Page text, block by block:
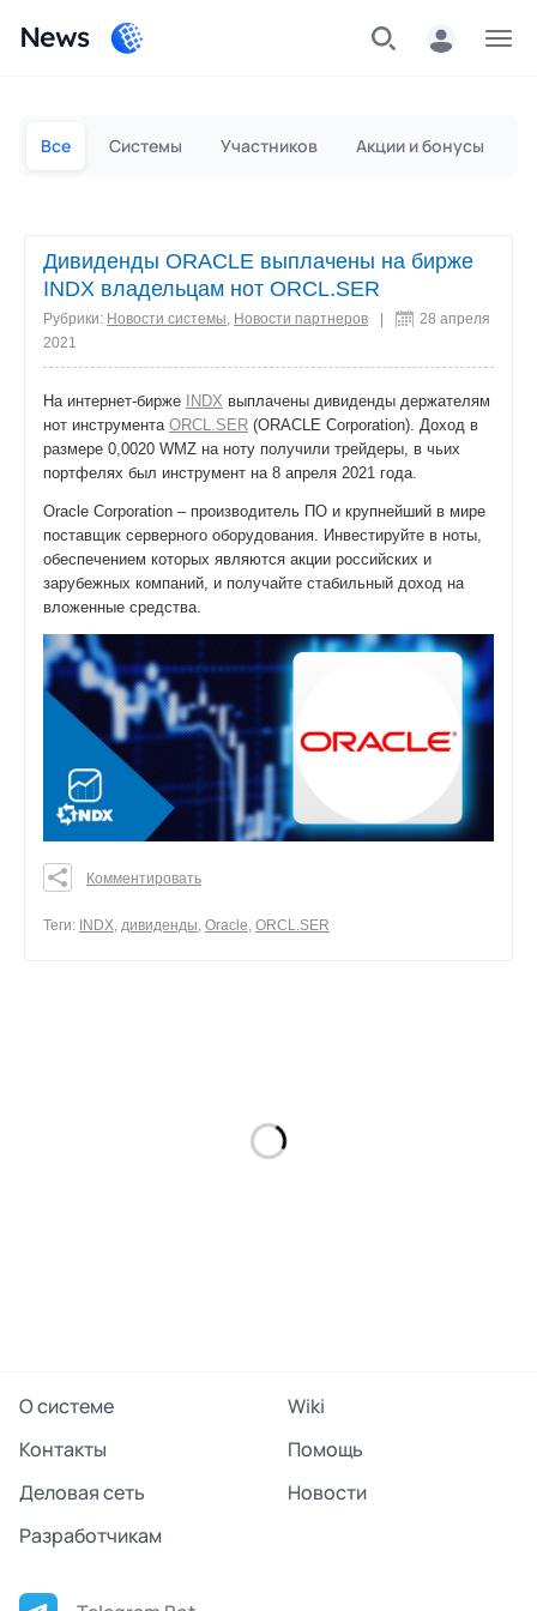
News
Все Системы Участников Акции и бонусы
Дивиденды ORACLE выплачены на бирже
INDX владельцам нот ORCL.SER
Рубрики: Новости системы, Новости партнеров
28 апреля
2021
На интернет-бирже INDX выплачены дивиденды держателям
нот инструмента ORCL.SER (ORACLE Corporation). Доход в
размере 0,0020 WMZ на ноту получили трейдеры, в чьих
портфелях был инструмент на 8 апреля 2021 года.
Oracle Corporation – производитель ПО и крупнейший в мире
поставщик серверного оборудования. Инвестируйте в ноты,
обеспечением которых являются акции российских и
зарубежных компаний, и получайте стабильный доход на
вложенные средства.
0
Комментировать
Теги: INDX, дивиденды, Oracle, ORCL.SER
О системе
Wiki
Контакты
Помощь
Деловая сеть
Новости
Разработчикам